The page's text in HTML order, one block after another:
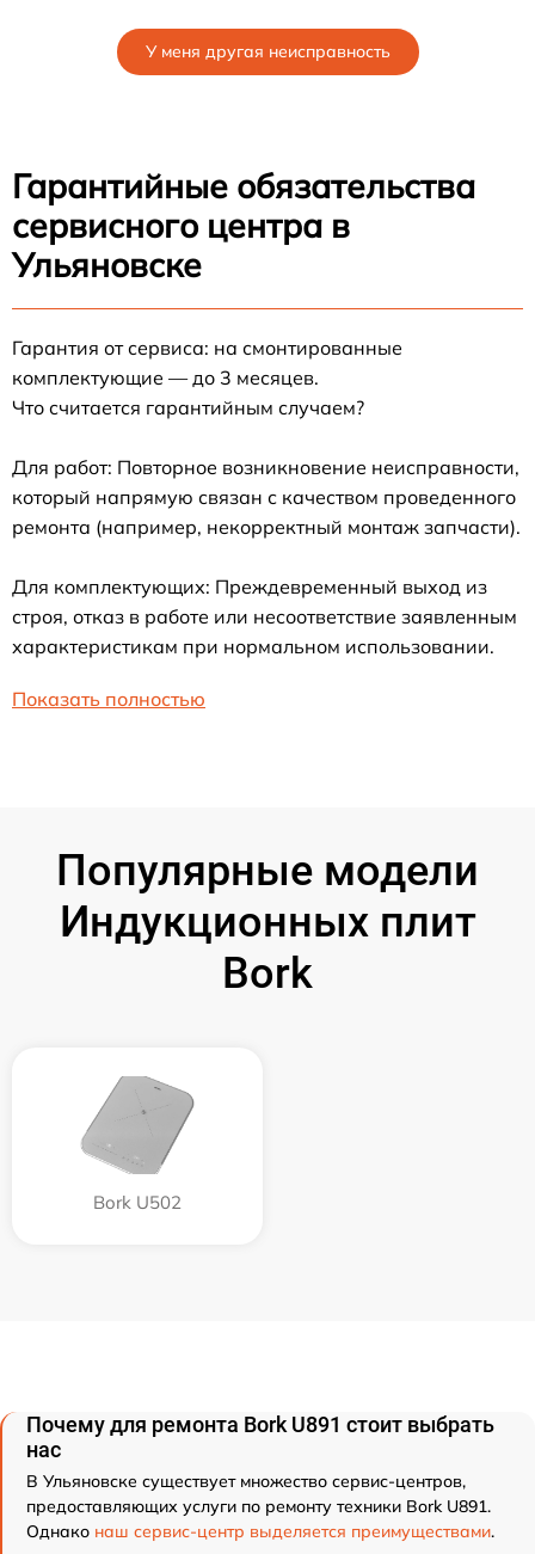
У меня другая неисправность
Гарантийные обязательства
сервисного центра в
Ульяновске
Гарантия от сервиса: на смонтированные
комплектующие — до 3 месяцев.
Что считается гарантийным случаем?
Для работ: Повторное возникновение неисправности,
который напрямую связан с качеством проведенного
ремонта (например, некорректный монтаж запчасти).
Для комплектующих: Преждевременный выход из
строя, отказ в работе или несоответствие заявленным
характеристикам при нормальном использовании.
Показать полностью
Популярные модели
Индукционных плит
Bork
Bork U502
Почему для ремонта Bork U891 стоит выбрать
нас
В Ульяновске существует множество сервис-центров,
предоставляющих услуги по ремонту техники Bork U891.
Однако наш сервис-центр выделяется преимуществами.